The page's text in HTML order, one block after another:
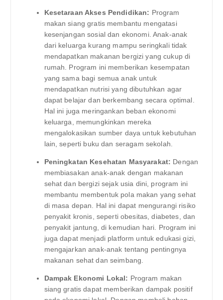
Kesetaraan Akses Pendidikan: Program
makan siang gratis membantu mengatasi
kesenjangan sosial dan ekonomi. Anak-anak
dari keluarga kurang mampu seringkali tidak
mendapatkan makanan bergizi yang cukup di
rumah. Program ini memberikan kesempatan
yang sama bagi semua anak untuk
mendapatkan nutrisi yang dibutuhkan agar
dapat belajar dan berkembang secara optimal.
Hal ini juga meringankan beban ekonomi
keluarga, memungkinkan mereka
mengalokasikan sumber daya untuk kebutuhan
lain, seperti buku dan seragam sekolah.
Peningkatan Kesehatan Masyarakat: Dengan
membiasakan anak-anak dengan makanan
sehat dan bergizi sejak usia dini, program ini
membantu membentuk pola makan yang sehat
di masa depan. Hal ini dapat mengurangi risiko
penyakit kronis, seperti obesitas, diabetes, dan
penyakit jantung, di kemudian hari. Program ini
juga dapat menjadi platform untuk edukasi gizi,
mengajarkan anak-anak tentang pentingnya
makanan sehat dan seimbang.
Dampak Ekonomi Lokal: Program makan
siang gratis dapat memberikan dampak positif